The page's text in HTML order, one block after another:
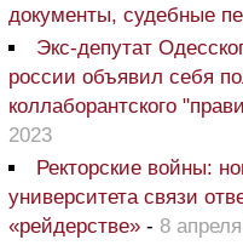
документы, судебные
Экс-депутат
россии объявил себя
коллаборантского
2023
Ректорские войны:
университета связи
«рейдерстве» - 8